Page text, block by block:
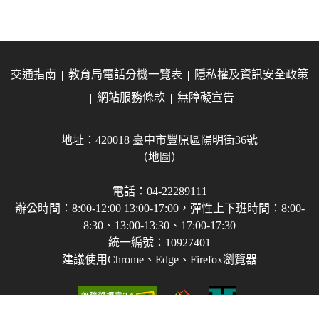
交通指南 教育局電話分機一覽表
隱私權及資訊安全政策
網站服務條款
無障礙宣告
地址：420018 臺中市豐原區陽明街36號
（地圖）
電話：04-22289111
辦公時間：8:00-12:00 13:00-17:00，彈性上下班時間：8:00-
8:30、13:00-13:30、17:00-17:30
統一編號：10927401
建議使用Chrome、Edge、Firefox瀏覽器